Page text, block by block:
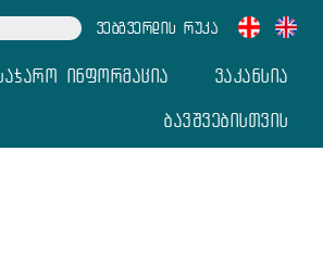
ვებგვერდის რუკა
საჯარო ინფორმაცია ვაკანსია
ბავშვებისთვის